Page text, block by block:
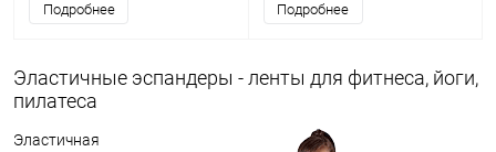
Подробнее Подробнее
Эластичные эспандеры - ленты для фитнеса, йоги,
пилатеса
Эластичная